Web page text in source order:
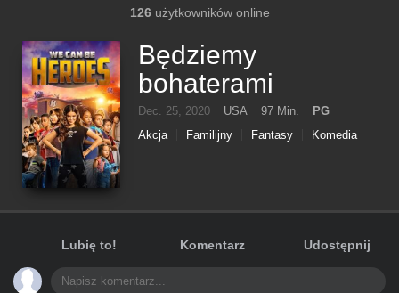
126użytkowników online
Będziemy
bohaterami
Dec. 25, 2020 USA 97 Min.
PG
Akcja
Familijny Fantasy Komedia
Lubię to! Komentarz Udostępnij